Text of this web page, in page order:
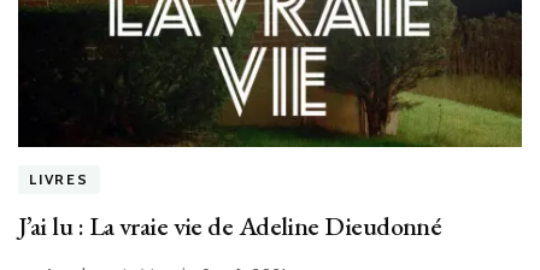
LIVRES
J’ai lu : La vraie vie de Adeline Dieudonné